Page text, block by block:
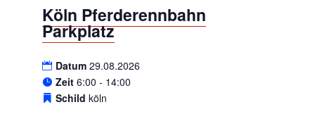
Köln Pferderennbahn
Parkplatz
Datum 29.08.2026
Zeit 6:00 - 14:00
Schild köln